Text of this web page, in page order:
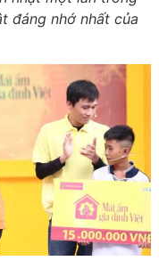
đáng nhớ nhất của